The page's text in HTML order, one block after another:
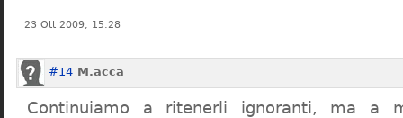
23 Ott 2009, 15:28
#14 M.acca
Continuiamo a ritenerli ignoranti, ma a